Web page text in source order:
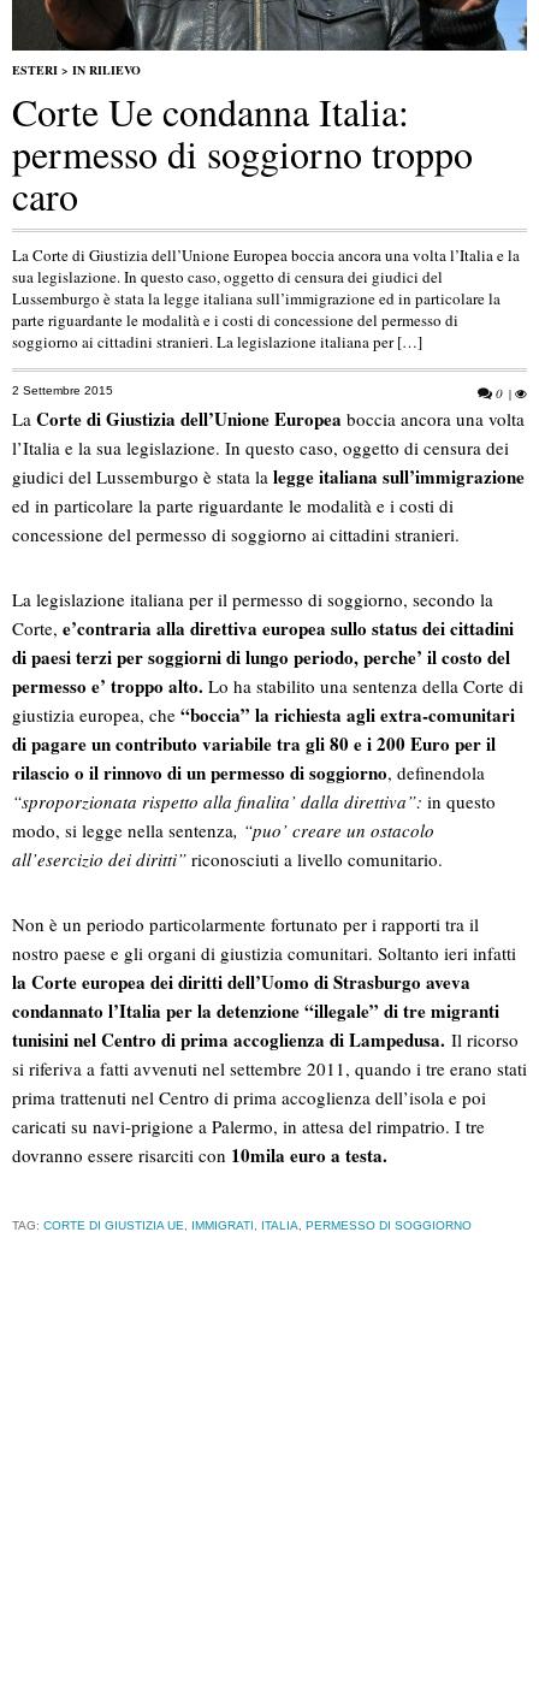
ESTERI > IN RILIEVO
Corte Ue condanna Italia:
permesso di soggiorno troppo
caro
La Corte di Giustizia dell’Unione Europea boccia ancora una volta l’Italia e la
sua legislazione. In questo caso, oggetto di censura dei giudici del
Lussemburgo è stata la legge italiana sull’immigrazione ed in particolare la
parte riguardante le modalità e i costi di concessione del permesso di
soggiorno ai cittadini stranieri. La legislazione italiana per […]
2 Settembre 2015 0 |
La Corte di Giustizia dell’Unione Europea boccia ancora una volta
l’Italia e la sua legislazione. In questo caso, oggetto di censura dei
giudici del Lussemburgo è stata la legge italiana sull’immigrazione
ed in particolare la parte riguardante le modalità e i costi di
concessione del permesso di soggiorno ai cittadini stranieri.
La legislazione italiana per il permesso di soggiorno, secondo la
Corte, e’contraria alla direttiva europea sullo status dei cittadini
di paesi terzi per soggiorni di lungo periodo, perche’ il costo del
permesso e’ troppo alto. Lo ha stabilito una sentenza della Corte di
giustizia europea, che “boccia” la richiesta agli extra-comunitari
di pagare un contributo variabile tra gli 80 e i 200 Euro per il
rilascio o il rinnovo di un permesso di soggiorno, definendola
“sproporzionata rispetto alla finalita’ dalla direttiva”: in questo
modo, si legge nella sentenza, “puo’ creare un ostacolo
all’esercizio dei diritti” riconosciuti a livello comunitario.
Non è un periodo particolarmente fortunato per i rapporti tra il
nostro paese e gli organi di giustizia comunitari. Soltanto ieri infatti
la Corte europea dei diritti dell’Uomo di Strasburgo aveva
condannato l’Italia per la detenzione “illegale” di tre migranti
tunisini nel Centro di prima accoglienza di Lampedusa. Il ricorso
si riferiva a fatti avvenuti nel settembre 2011, quando i tre erano stati
prima trattenuti nel Centro di prima accoglienza dell’isola e poi
caricati su navi-prigione a Palermo, in attesa del rimpatrio. I tre
dovranno essere risarciti con 10mila euro a testa.
TAG: CORTE DI GIUSTIZIA UE, IMMIGRATI, ITALIA, PERMESSO DI SOGGIORNO